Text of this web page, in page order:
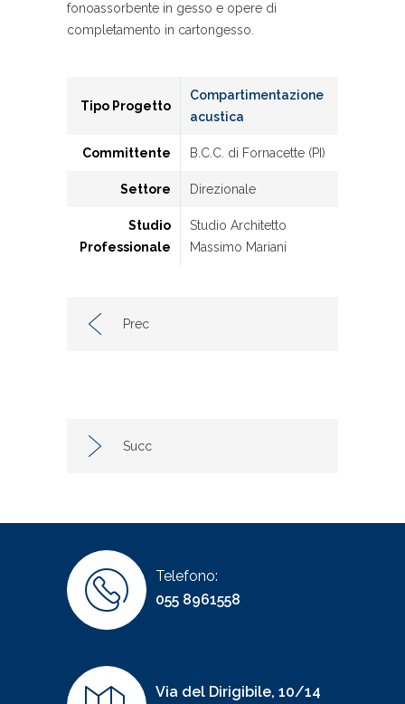
fonoassorbente in gesso e opere di
completamento in cartongesso.
Tipo Progetto
Compartimentazione
acustica
Committente B.C.C. di Fornacette (PI)
Settore Direzionale
Studio
Professionale
Studio Architetto
Massimo Mariani
Prec
Succ
Telefono:
055 8961558
Via del Dirigibile, 10/14